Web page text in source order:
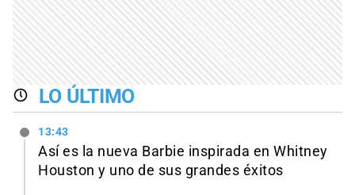
LO ÚLTIMO
13:43
Así es la nueva Barbie inspirada en Whitney
Houston y uno de sus grandes éxitos